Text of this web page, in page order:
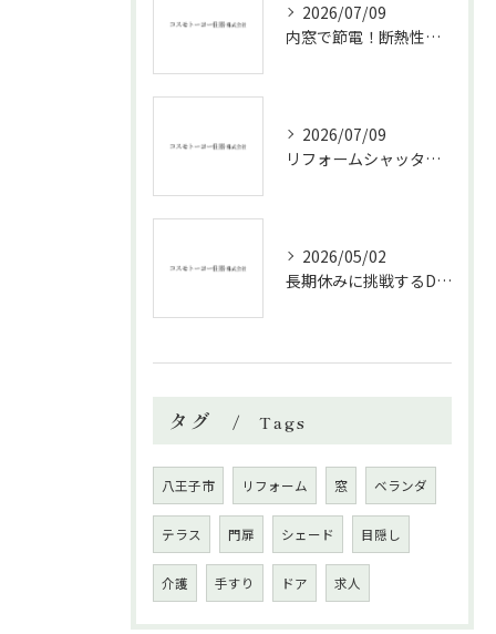
2026/07/09
内窓で節電！断熱性能と補助金活用法
2026/07/09
リフォームシャッターで叶える台風対策の効果的方法
2026/05/02
長期休みに挑戦するDIYリフォームの極意
タグ Tags
八王子市 リフォーム 窓 ベランダ
テラス 門扉 シェード 目隠し
介護 手すり ドア 求人